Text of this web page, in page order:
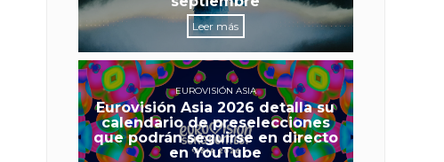
Leer más
EUROVISIÓN ASIA
Eurovisión Asia 2026 detalla su
calendario de preselecciones
que podrán seguirse en directo
en YouTube